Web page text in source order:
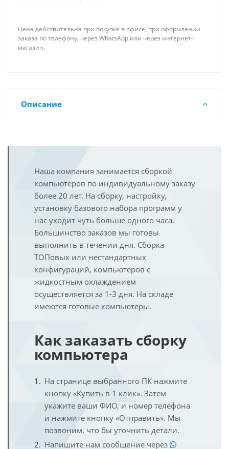
Цена действительна при покупке в офисе, при оформлении
заказа по телефону, через WhatsApp или через интернет-
магазин.
Описание
Наша компания занимается сборкой
компьютеров по индивидуальному заказу
более 20 лет. На сборку, настройку,
установку базового набора программ у
нас уходит чуть больше одного часа.
Большинство заказов мы готовы
выполнить в течении дня. Сборка
ТОПовых или нестандартных
конфигураций, компьютеров с
жидкостным охлаждением
осуществляется за 1-3 дня. На складе
имеются готовые компьютеры.
Как заказать сборку
компьютера
На странице выбранного ПК нажмите
кнопку «Купить в 1 клик». Затем
укажите ваши ФИО, и номер телефона
и нажмите кнопку «Отправить». Мы
позвоним, что бы уточнить детали.
Напишите нам сообщение через